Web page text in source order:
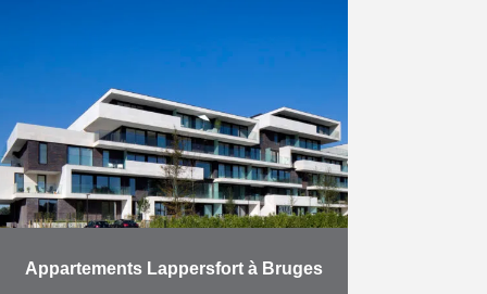
Eiffage Development a proposé
une grande diversité dans les
appartements (tailles, dispositions,
…
En savoir plus
Appartements Lappersfort à Bruges